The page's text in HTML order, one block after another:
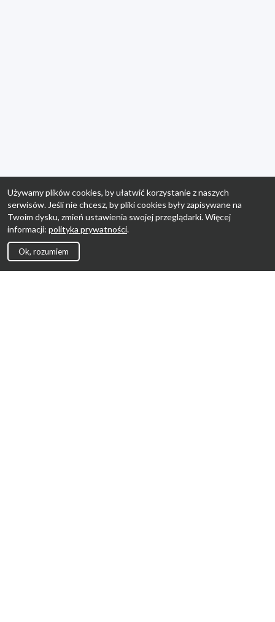
Używamy plików cookies, by ułatwić korzystanie z naszych
serwisów. Jeśli nie chcesz, by pliki cookies były zapisywane na
Twoim dysku, zmień ustawienia swojej przeglądarki. Więcej
informacji: polityka prywatności.
Ok, rozumiem